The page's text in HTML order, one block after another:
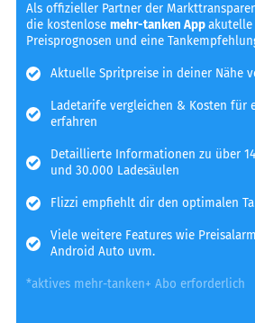
Als offizieller Partner der
die kostenlosemehr-tanken Appakutelle
Preisprognosen und eine
Aktuelle Spritpreise in deiner Nähe
Ladetarife vergleichen & Kosten für
erfahren
Detaillierte Informationen zu über
und 30.000 Ladesäulen
Flizzi empfiehlt dir den optimalen
Viele weitere Features wie
Android Auto uvm.
*aktives mehr-tanken+ Abo erforderlich